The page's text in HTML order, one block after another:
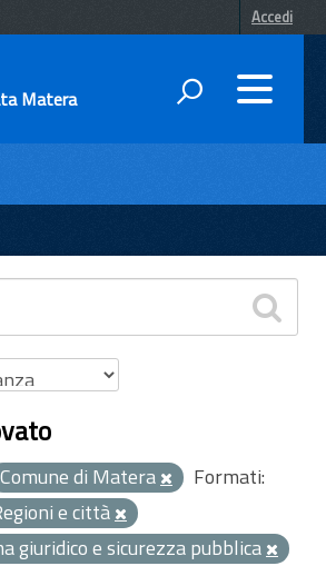
Accedi
Matera
Comune di Matera
Formati:
e città
giuridico e sicurezza pubblica